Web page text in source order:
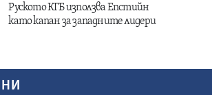
Руското КГБ използва Епстийн
като капан за западните лидери